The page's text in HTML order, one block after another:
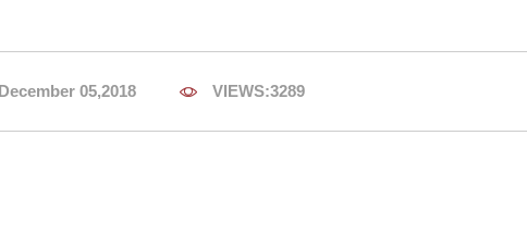
December 05,2018  VIEWS:3289